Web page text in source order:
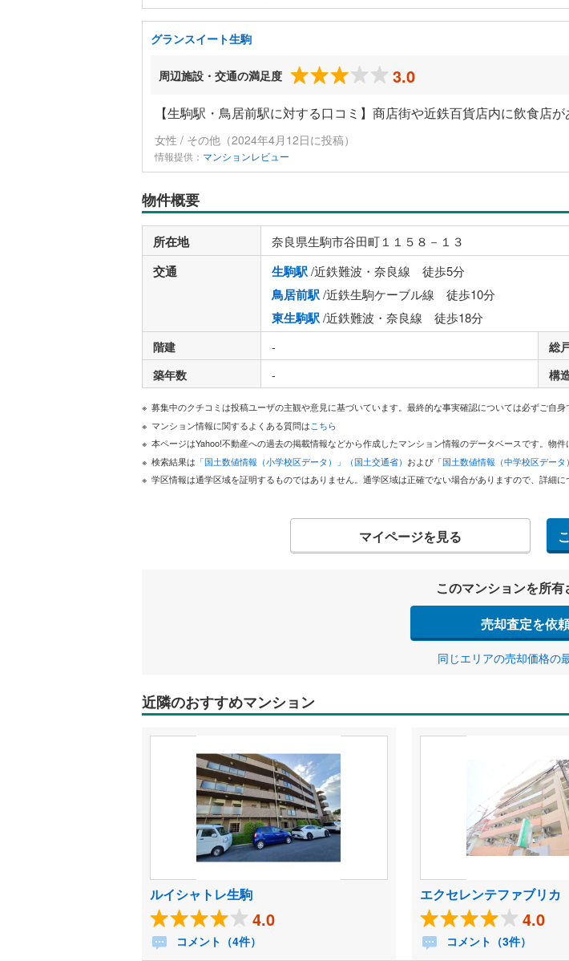
グランスイート生駒
周辺施設・交通の満足度 3.0
【生駒駅・鳥居前駅に対する口コミ】商店街や近鉄百貨店内に飲食店
女性 / その他（2024年4月12日に投稿）
情報提供： マンションレビュー
物件概要
所在地 奈良県生駒市谷田町１１５８－１３
交通 生駒駅/近鉄難波・奈良線 徒歩5分
鳥居前駅/近鉄生駒ケーブル線 徒歩10分
東生駒駅/近鉄難波・奈良線 徒歩18分
階建 - 総
築年数
- 構
募集中のクチコミは投稿ユーザの主観や意見に基づいています。最終的な事実確認については必ずご自身
マンション情報に関するよくある質問はこちら
本ページはYahoo!不動産への過去の掲載情報などから作成したマンション情報のデータベースです。物
検索結果は 「国土数値情報（小学校区データ）」（国土交通省） および 「国土数値情報（中学校区データ
学区情報は通学区域を証明するものではありません。通学区域は正確でない場合がありますので、詳細
マイページを見る
このマンションを所
売却査定を依
同じエリアの売却価格の
近隣のおすすめマンション
ルイシャトレ生駒
4.0
コメント（4件）
エクセレンテファブリカ
4.0
コメント（3件）